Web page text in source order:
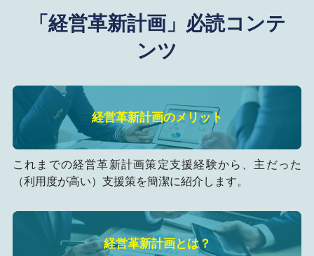
「経営革新計画」必読コンテ
ンツ
経営革新計画のメリット
これまでの経営革新計画策定支援経験から、主だった
（利用度が高い）支援策を簡潔に紹介します。
経営革新計画とは？